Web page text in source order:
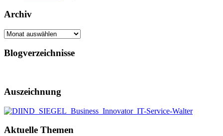
Archiv
Archiv
Blogverzeichnisse
Auszeichnung
Aktuelle Themen